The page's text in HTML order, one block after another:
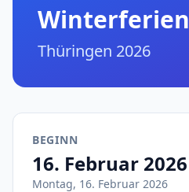
Winterferien
Thüringen 2026
BEGINN
16. Februar 2026
Montag, 16. Februar 2026